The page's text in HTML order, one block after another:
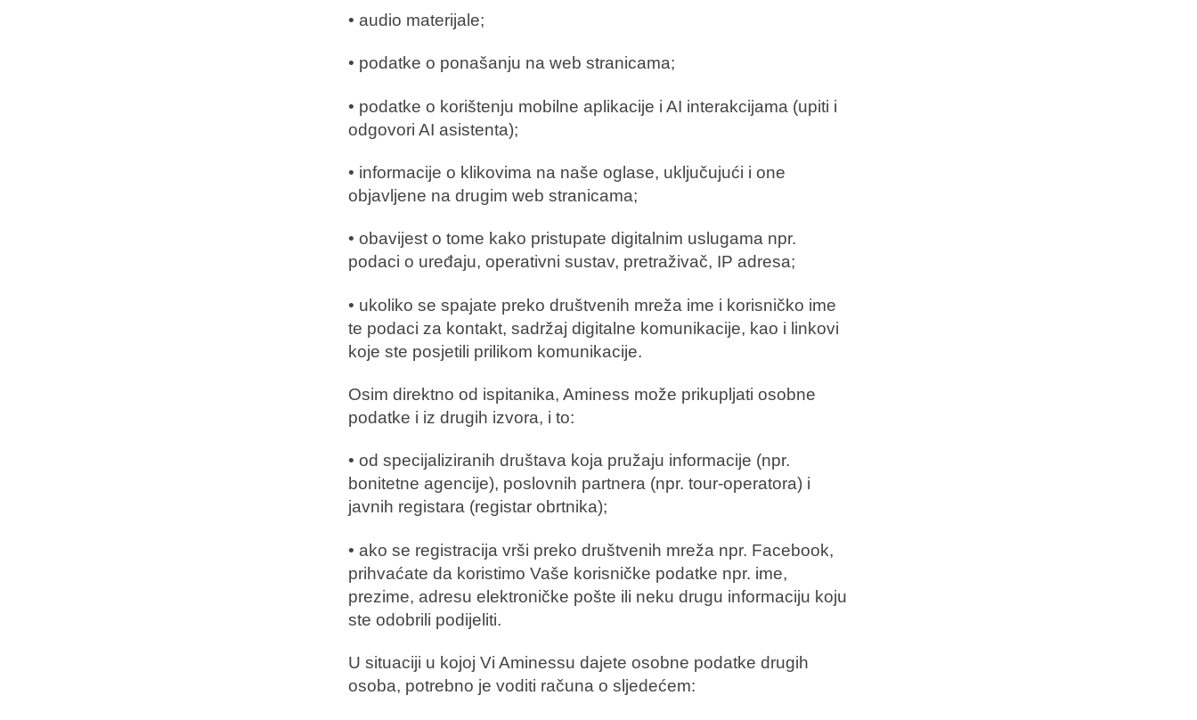
• audio materijale;
• podatke o ponašanju na web stranicama;
• podatke o korištenju mobilne aplikacije i AI interakcijama (upiti i
odgovori AI asistenta);
• informacije o klikovima na naše oglase, uključujući i one
objavljene na drugim web stranicama;
• obavijest o tome kako pristupate digitalnim uslugama npr.
podaci o uređaju, operativni sustav, pretraživač, IP adresa;
• ukoliko se spajate preko društvenih mreža ime i korisničko ime
te podaci za kontakt, sadržaj digitalne komunikacije, kao i linkovi
koje ste posjetili prilikom komunikacije.
Osim direktno od ispitanika, Aminess može prikupljati osobne
podatke i iz drugih izvora, i to:
• od specijaliziranih društava koja pružaju informacije (npr.
bonitetne agencije), poslovnih partnera (npr. tour-operatora) i
javnih registara (registar obrtnika);
• ako se registracija vrši preko društvenih mreža npr. Facebook,
prihvaćate da koristimo Vaše korisničke podatke npr. ime,
prezime, adresu elektroničke pošte ili neku drugu informaciju koju
ste odobrili podijeliti.
U situaciji u kojoj Vi Aminessu dajete osobne podatke drugih
osoba, potrebno je voditi računa o sljedećem: